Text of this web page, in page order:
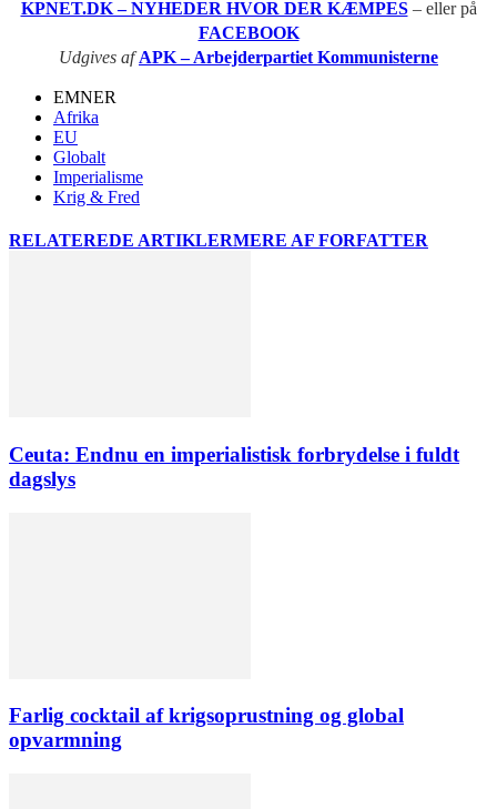
KPNET.DK – NYHEDER HVOR DER KÆMPES – eller på
FACEBOOK
Udgives afAPK – Arbejderpartiet Kommunisterne
EMNER
Afrika
EU
Globalt
Imperialisme
Krig & Fred
RELATEREDE ARTIKLERMERE AF FORFATTER
Ceuta: Endnu en imperialistisk forbrydelse i fuldt
dagslys
Farlig cocktail af krigsoprustning og global
opvarmning